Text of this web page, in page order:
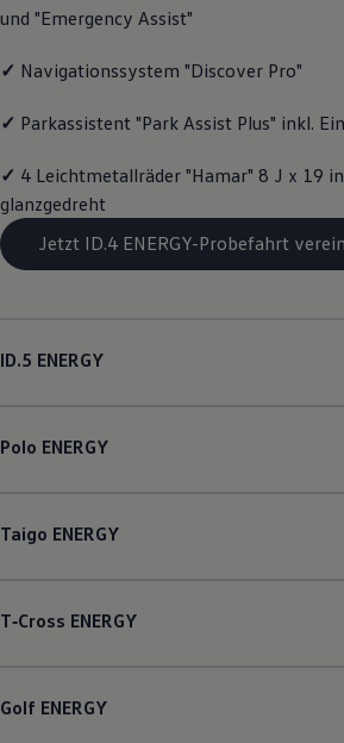
Magazin
Transport
Familie
Volkswagen R
Volkswagen Kundenbetreuung
und "Emergency Assist"
✓ Navigationssystem "Discover Pro"
✓ Parkassistent "Park Assist Plus" inkl.
✓ 4 Leichtmetallräder "Hamar" 8 J x 19
glanzgedreht
Jetzt ID.4 ENERGY-Probefahrt
ID.5 ENERGY
Polo ENERGY
Taigo ENERGY
T‑Cross ENERGY
Golf ENERGY